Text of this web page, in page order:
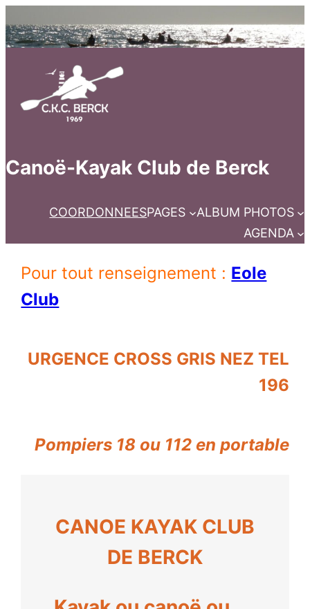
Canoë-Kayak Club de Berck
COORDONNEESPAGES
ALBUM PHOTOS
AGENDA
Pour tout renseignement : Eole
Club
URGENCE CROSS GRIS NEZ TEL
196
Pompiers 18 ou 112 en portable
CANOE KAYAK CLUB
DE BERCK